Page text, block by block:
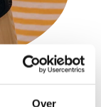
Over